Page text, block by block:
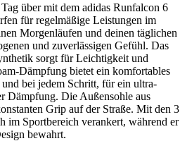
über mit dem adidas Runfalcon 6
für regelmäßige Leistungen im
Morgenläufen und deinen täglichen
und zuverlässigen Gefühl. Das
sorgt für Leichtigkeit und
Dämpfung bietet ein komfortables
bei jedem Schritt, für ein ultra-
Dämpfung. Die Außensohle aus
Grip auf der Straße. Mit den 3
im Sportbereich verankert, während er
bewahrt.